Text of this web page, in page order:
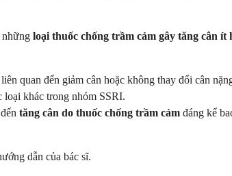
loại thuốc chống trầm cảm gây tăng cân ít
quan đến giảm cân hoặc không thay đổi cân
loại khác trong nhóm SSRI.
tăng cân do thuốc chống trầm cảm đáng kể
dẫn của bác sĩ.